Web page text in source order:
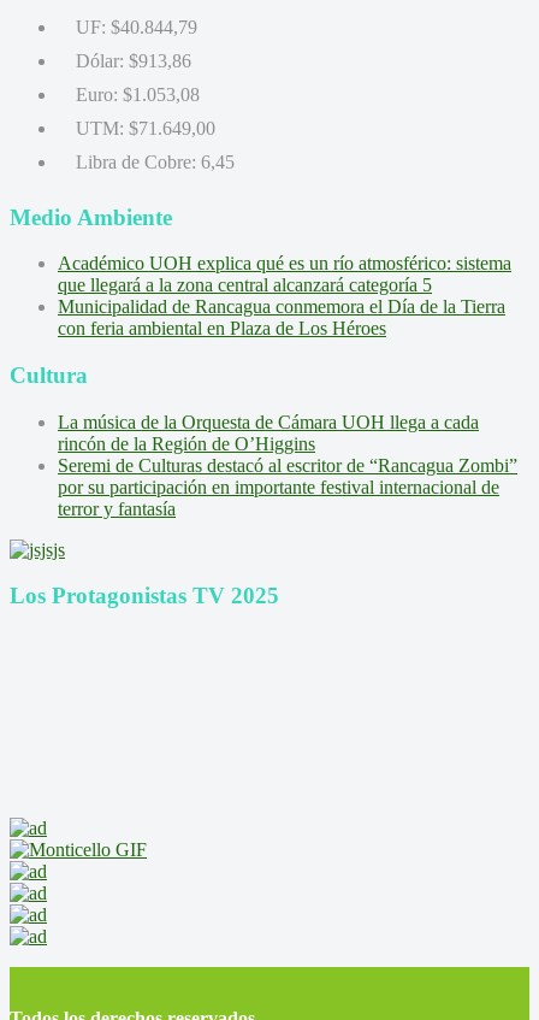
UF: $40.844,79
Dólar: $913,86
Euro: $1.053,08
UTM: $71.649,00
Libra de Cobre: 6,45
Medio Ambiente
Académico UOH explica qué es un río atmosférico: sistema
que llegará a la zona central alcanzará categoría 5
Municipalidad de Rancagua conmemora el Día de la Tierra
con feria ambiental en Plaza de Los Héroes
Cultura
La música de la Orquesta de Cámara UOH llega a cada
rincón de la Región de O’Higgins
Seremi de Culturas destacó al escritor de “Rancagua Zombi”
por su participación en importante festival internacional de
terror y fantasía
Los Protagonistas TV 2025